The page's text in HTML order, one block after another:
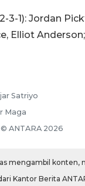
3-1): Jordan
Elliot
Satriyo
Maga
© ANTARA 2026
mengambil konten,
Kantor Berita